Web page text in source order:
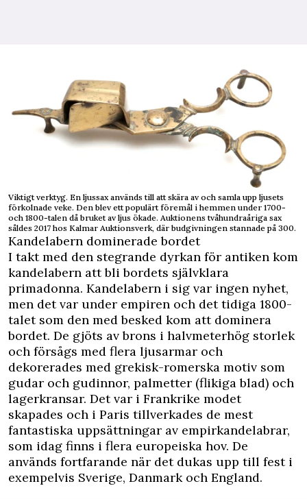
Viktigt verktyg. En ljussax används till att skära av och samla upp ljusets
förkolnade veke. Den blev ett populärt föremål i hemmen under 1700-
och 1800-talen då bruket av ljus ökade. Auktionens tvåhundraåriga sax
såldes 2017 hos Kalmar Auktionsverk, där budgivningen stannade på 300.
Kandelabern dominerade bordet
I takt med den stegrande dyrkan för antiken kom
kandelabern att bli bordets självklara
primadonna. Kandelabern i sig var ingen nyhet,
men det var under empiren och det tidiga 1800-
talet som den med besked kom att dominera
bordet. De gjöts av brons i halvmeterhög storlek
och försågs med flera ljusarmar och
dekorerades med grekisk-romerska motiv som
gudar och gudinnor, palmetter (flikiga blad) och
lagerkransar. Det var i Frankrike modet
skapades och i Paris tillverkades de mest
fantastiska uppsättningar av empirkandelabrar,
som idag finns i flera europeiska hov. De
används fortfarande när det dukas upp till fest i
exempelvis Sverige, Danmark och England.